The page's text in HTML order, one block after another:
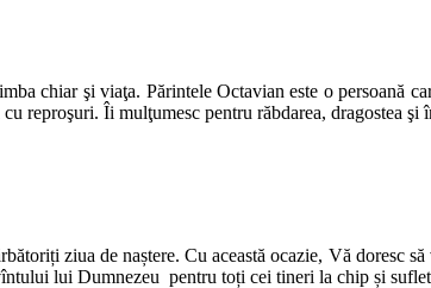
chiar şi viaţa. Părintele Octavian este o persoană
reproşuri. Îi mulţumesc pentru răbdarea, dragostea şi
ziua de naștere. Cu această ocazie, Vă doresc
lui Dumnezeu pentru toți cei tineri la chip și